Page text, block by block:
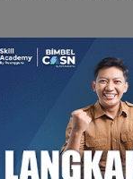
dalam
dan
mudah diingat